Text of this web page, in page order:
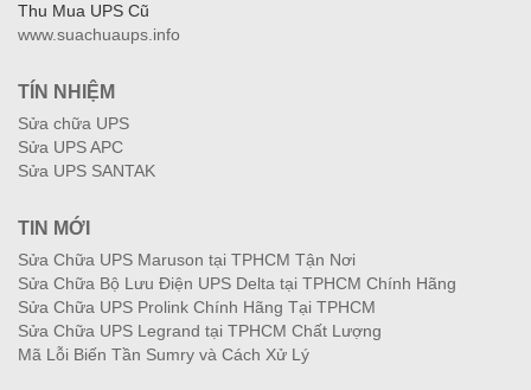
Thu Mua UPS Cũ
www.suachuaups.info
TÍN NHIỆM
Sửa chữa UPS
Sửa UPS APC
Sửa UPS SANTAK
TIN MỚI
Sửa Chữa UPS Maruson tại TPHCM Tận Nơi
Sửa Chữa Bộ Lưu Điện UPS Delta tại TPHCM Chính Hãng
Sửa Chữa UPS Prolink Chính Hãng Tại TPHCM
Sửa Chữa UPS Legrand tại TPHCM Chất Lượng
Mã Lỗi Biến Tần Sumry và Cách Xử Lý